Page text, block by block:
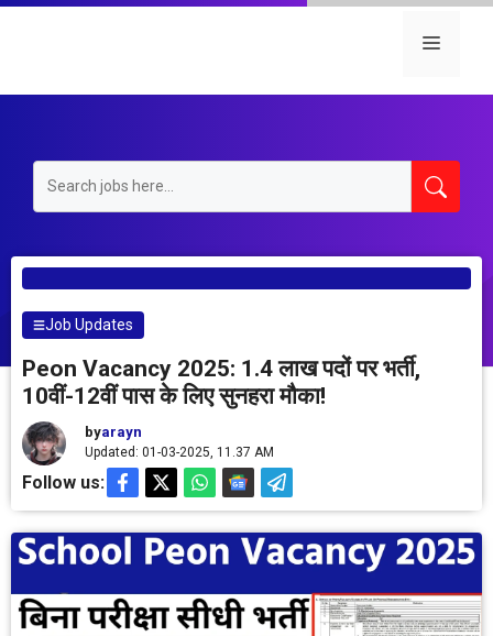
Skip
Menu
Job Updates
Peon Vacancy 2025: 1.4 लाख पदों पर भर्ती,
10वीं-12वीं पास के लिए सुनहरा मौका!
byarayn
Updated: 01-03-2025, 11.37 AM
Follow us: